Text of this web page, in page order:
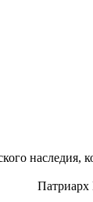
наследия,
Патриарх